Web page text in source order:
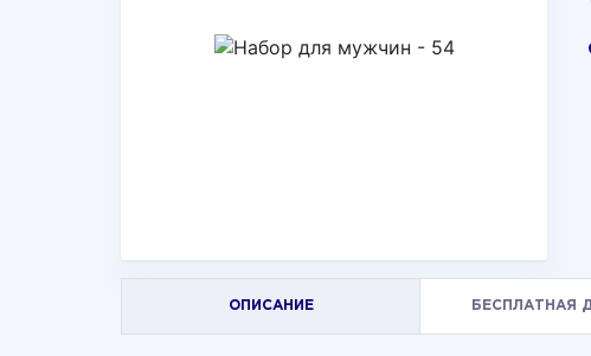
ОПИСАНИЕ БЕСПЛАТНАЯ